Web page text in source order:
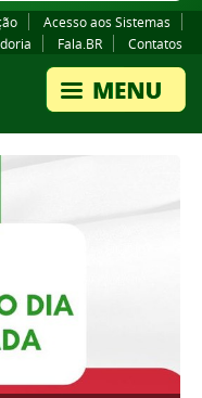
Acesso aos Sistemas
Fala.BR Contatos